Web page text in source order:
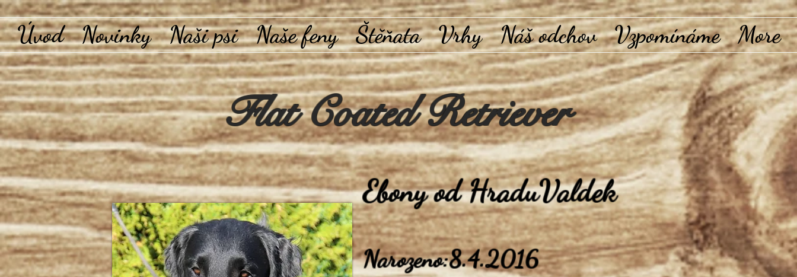
Úvod Novinky Naši psi Naše feny Štěňata Vrhy Náš odchov Vzpomínáme More
Flat Coated Retriever
Ebony od HraduValdek
Narozeno:8.4.2016